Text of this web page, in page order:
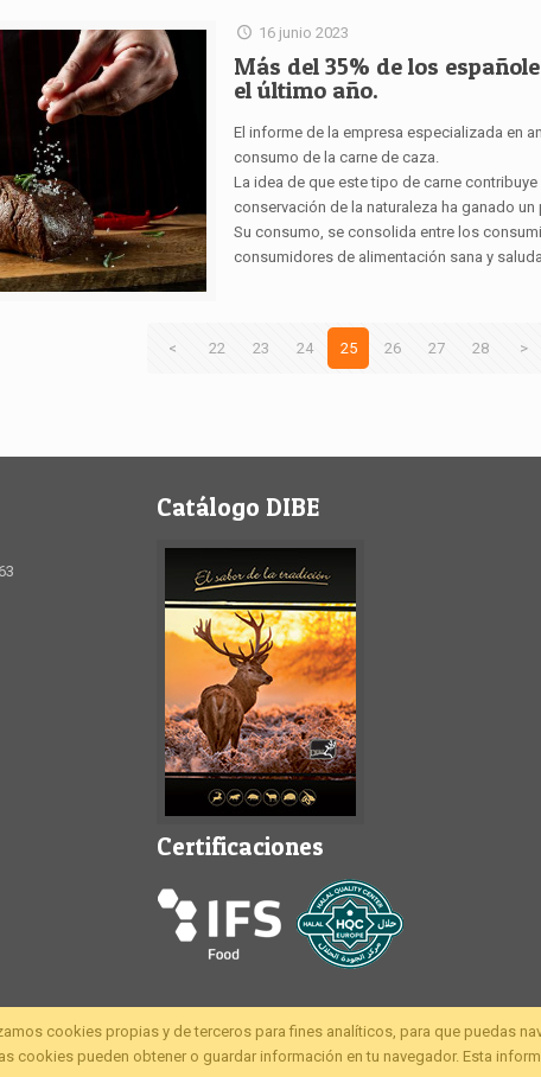
16 junio 2023
Más del 35% de los
el último año.
El informe de la empresa especializada en
consumo de la carne de caza.
La idea de que este tipo de carne
conservación de la naturaleza ha ganado
Su consumo, se consolida entre los
consumidores de alimentación sana y
< 22 23 24 25 26 27 28 >
Catálogo DIBE
Certificaciones
cookies propias y de terceros para fines analíticos, para que puedas
cookies pueden obtener o guardar información en tu navegador. Esta